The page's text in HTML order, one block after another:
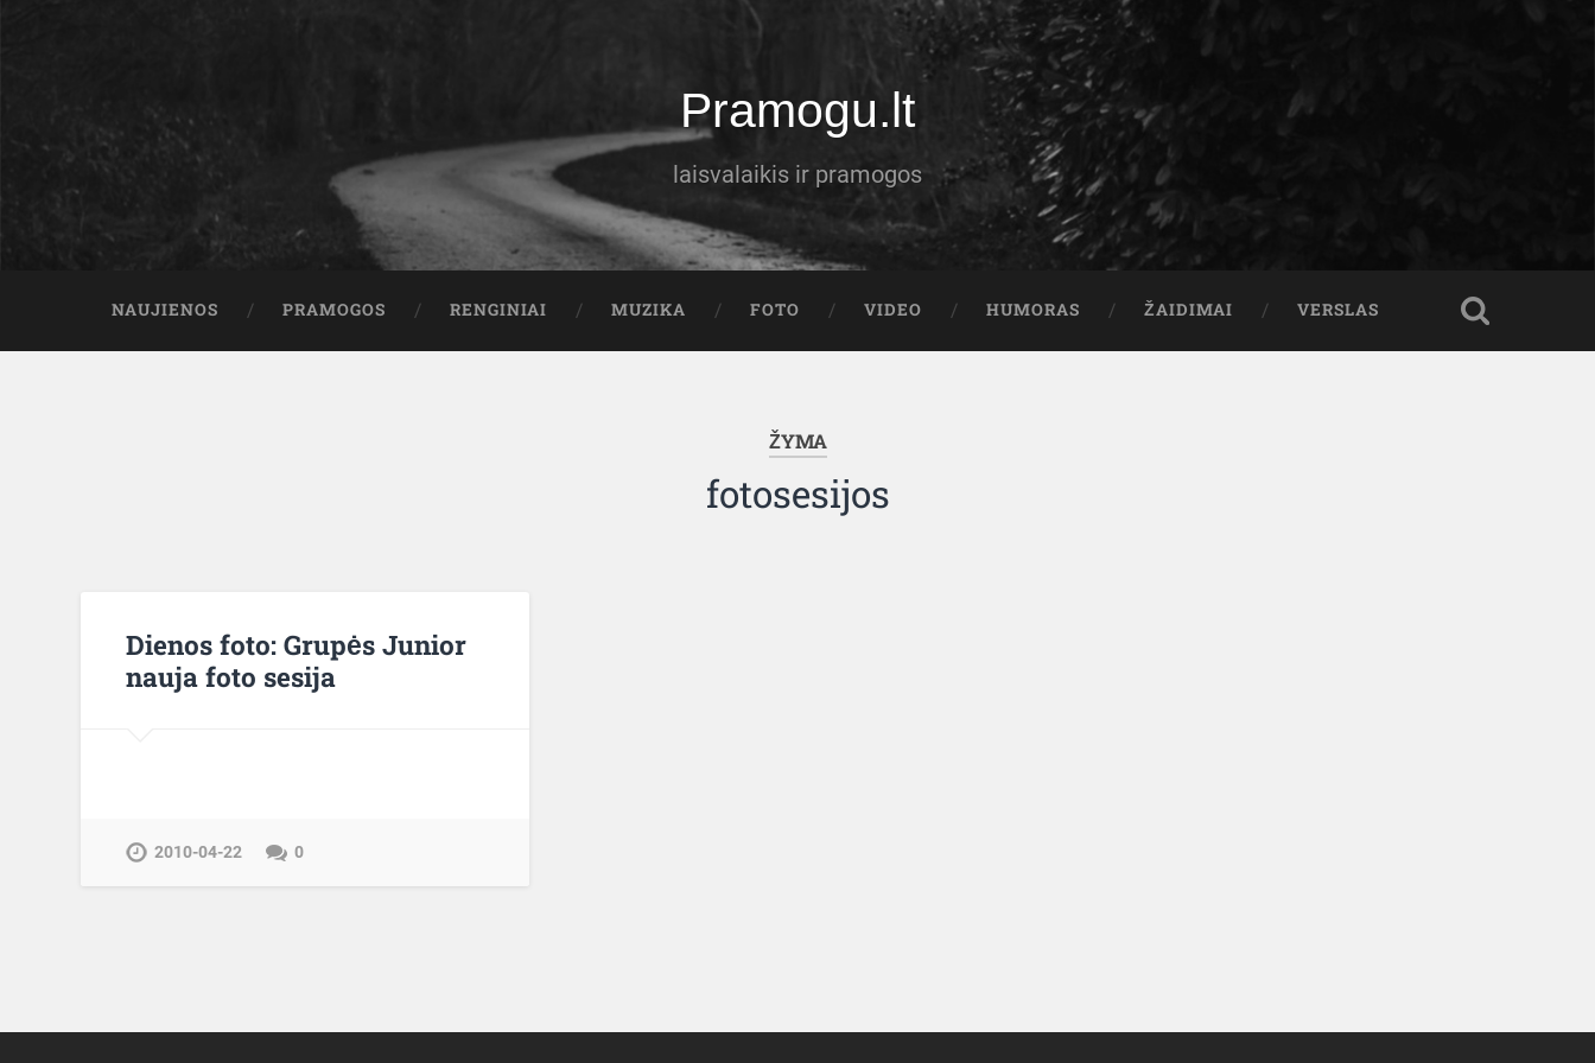
Pramogu.lt
laisvalaikis ir pramogos
NAUJIENOS PRAMOGOS RENGINIAI MUZIKA FOTO VIDEO HUMORAS ŽAIDIMAI VERSLAS
ŽYMA
fotosesijos
Dienos foto: Grupės Junior
nauja foto sesija
2010-04-22 0